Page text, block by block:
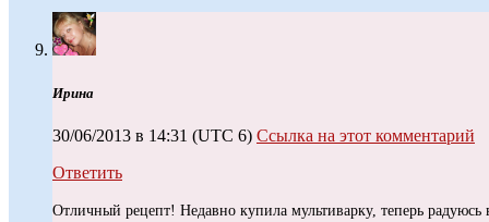
Ирина
30/06/2013 в 14:31 (UTC 6) Ссылка на этот комментарий
Ответить
Отличный рецепт! Недавно купила мультиварку, теперь радуюсь